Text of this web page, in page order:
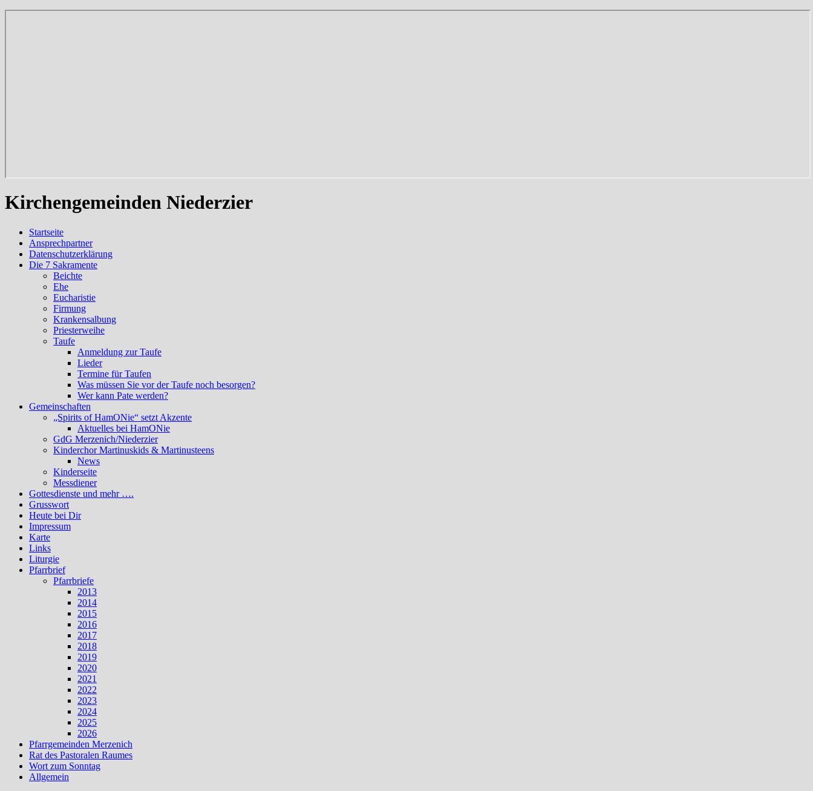
Kirchengemeinden Niederzier
Startseite
Ansprechpartner
Datenschutzerklärung
Die 7 Sakramente
Beichte
Ehe
Eucharistie
Firmung
Krankensalbung
Priesterweihe
Taufe
Anmeldung zur Taufe
Lieder
Termine für Taufen
Was müssen Sie vor der Taufe noch besorgen?
Wer kann Pate werden?
Gemeinschaften
„Spirits of HamONie“ setzt Akzente
Aktuelles bei HamONie
GdG Merzenich/Niederzier
Kinderchor Martinuskids & Martinusteens
News
Kinderseite
Messdiener
Gottesdienste und mehr ….
Grusswort
Heute bei Dir
Impressum
Karte
Links
Liturgie
Pfarrbrief
Pfarrbriefe
2013
2014
2015
2016
2017
2018
2019
2020
2021
2022
2023
2024
2025
2026
Pfarrgemeinden Merzenich
Rat des Pastoralen Raumes
Wort zum Sonntag
Allgemein